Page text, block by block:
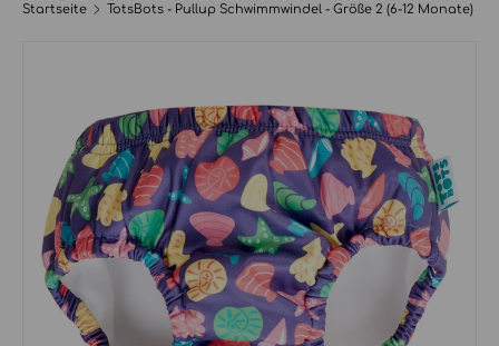
Startseite TotsBots - Pullup Schwimmwindel - Größe 2 (6-12 Monate)